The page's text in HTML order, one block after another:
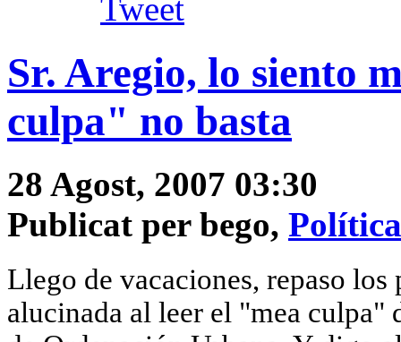
Tweet
Sr. Aregio, lo siento
culpa" no basta
28 Agost, 2007 03:30
Publicat per bego,
Llego de vacaciones, repaso
alucinada al leer el "mea culpa"